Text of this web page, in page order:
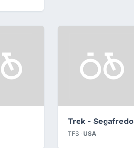
Trek - Segafredo
TFS · USA